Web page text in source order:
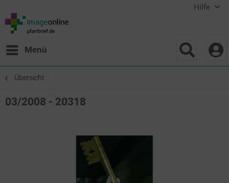
Hilfe
Menü
Übersicht
03/2008 - 20318